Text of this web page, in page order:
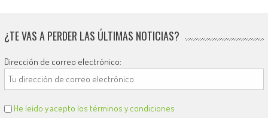
¿TE VAS A PERDER LAS ÚLTIMAS NOTICIAS?
Dirección de correo electrónico:
He leído y acepto los términos y condiciones